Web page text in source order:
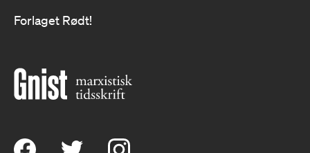
Forlaget Rødt!